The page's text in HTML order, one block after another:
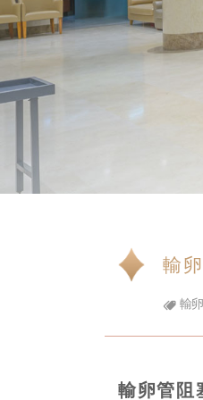
輸
輸
輸卵管阻